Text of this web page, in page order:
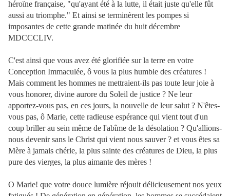
héroïne française, "qu'ayant été à la lutte, il était juste qu'elle fût
aussi au triomphe." Et ainsi se terminèrent les pompes si
imposantes de cette grande matinée du huit décembre
MDCCCLIV.
C'est ainsi que vous avez été glorifiée sur la terre en votre
Conception Immaculée, ô vous la plus humble des créatures !
Mais comment les hommes ne mettraient-ils pas toute leur joie à
vous honorer, divine aurore du Soleil de justice ? Ne leur
apportez-vous pas, en ces jours, la nouvelle de leur salut ? N'êtes-
vous pas, ô Marie, cette radieuse espérance qui vient tout d'un
coup briller au sein même de l'abîme de la désolation ? Qu'allions-
nous devenir sans le Christ qui vient nous sauver ? et vous êtes sa
Mère à jamais chérie, la plus sainte des créatures de Dieu, la plus
pure des vierges, la plus aimante des mères !
O Marie! que votre douce lumière réjouit délicieusement nos yeux